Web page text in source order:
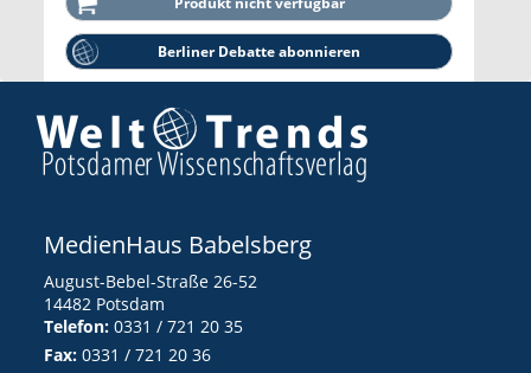
Berliner Debatte abonnieren
MedienHaus Babelsberg
August-Bebel-Straße 26-52
14482 Potsdam
Telefon: 0331 / 721 20 35
Fax: 0331 / 721 20 36